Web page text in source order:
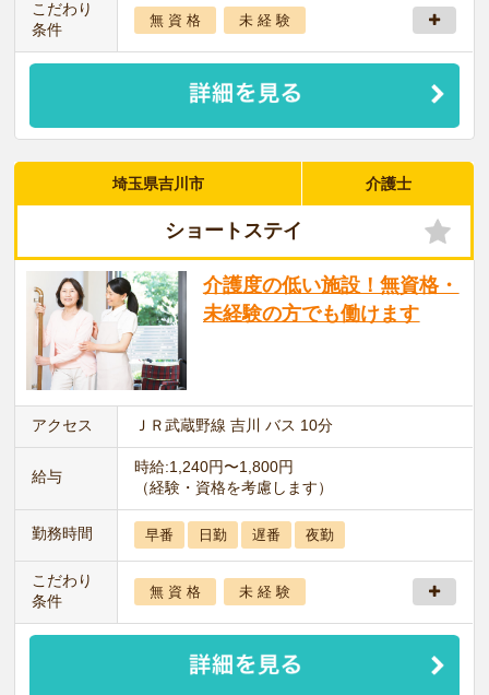
こだわり
条件
無 資 格 未 経 験
埼玉県吉川市 介護士
ショートステイ
介護度の低い施設！無資格・
未経験の方でも働けます
アクセス ＪＲ武蔵野線 吉川 バス 10分
給与
時給:1,240円〜1,800円
（経験・資格を考慮します）
勤務時間 早番 日勤 遅番 夜勤
こだわり
条件
無 資 格 未 経 験